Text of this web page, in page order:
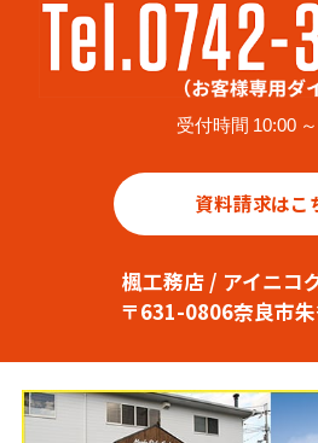
受付時間 10:00
資料請求はこ
楓工務店 / アイニコ
〒631-0806奈良市